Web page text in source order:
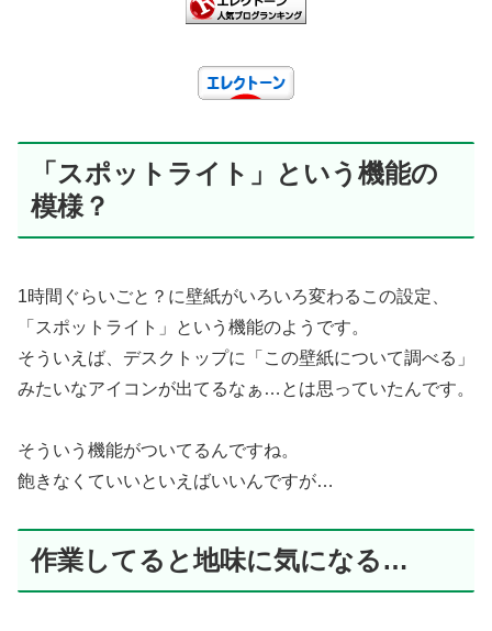
「スポットライト」という機能の
模様？
1時間ぐらいごと？に壁紙がいろいろ変わるこの設定、
「スポットライト」という機能のようです。
そういえば、デスクトップに「この壁紙について調べる」
みたいなアイコンが出てるなぁ…とは思っていたんです。
そういう機能がついてるんですね。
飽きなくていいといえばいいんですが…
作業してると地味に気になる…